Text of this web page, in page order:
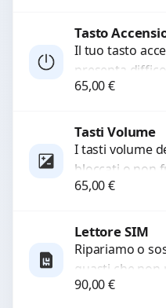
Tasto
Il tuo tasto
presenta
professionale
65,00€
Tasti Volume
I tasti volume
bloccati o non
servizio di
65,00€
Lettore SIM
Ripariamo o
guasti che non
interrompono il
90,00€